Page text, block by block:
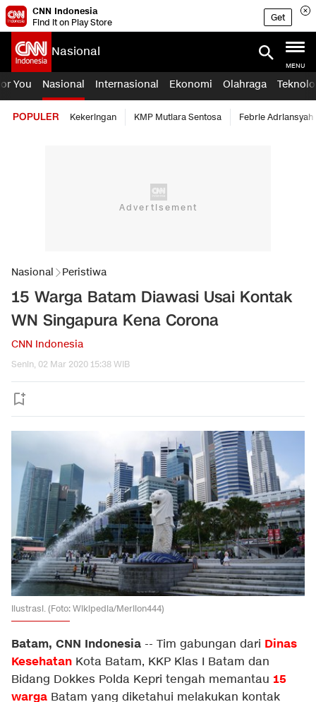
CNN Indonesia
Find it on Play Store
Get
Nasional
MENU
You Nasional Internasional Ekonomi Olahraga
POPULER Kekeringan KMP Mutiara Sentosa Febrie Adriansyah
Nasional Peristiwa
15 Warga Batam Diawasi Usai Kontak
WN Singapura Kena Corona
CNN Indonesia
Senin, 02 Mar 2020 15:38 WIB
Ilustrasi. (Foto: Wikipedia/Merlion444)
Batam, CNN Indonesia -- Tim gabungan dari Dinas
Kesehatan Kota Batam, KKP Klas I Batam dan
Bidang Dokkes Polda Kepri tengah memantau 15
warga Batam yang diketahui melakukan kontak